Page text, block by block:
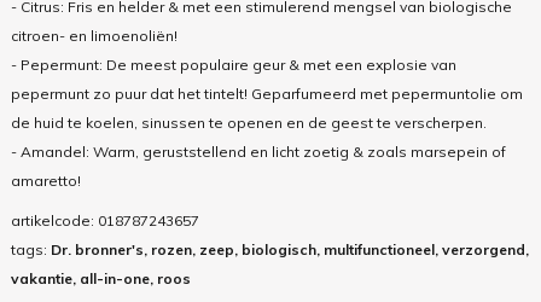
- Citrus: Fris en helder & met een stimulerend mengsel van biologische
citroen- en limoenoliën!
- Pepermunt: De meest populaire geur & met een explosie van
pepermunt zo puur dat het tintelt! Geparfumeerd met pepermuntolie om
de huid te koelen, sinussen te openen en de geest te verscherpen.
- Amandel: Warm, geruststellend en licht zoetig & zoals marsepein of
amaretto!
artikelcode: 018787243657
tags: Dr. bronner's, rozen, zeep, biologisch, multifunctioneel, verzorgend,
vakantie, all-in-one, roos